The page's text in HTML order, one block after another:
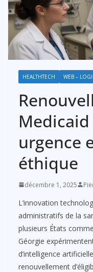
HEALTHTECH WEB –
Medicaid
urgence
éthique
décembre 1, 2025
L’innovation
administratifs de la
plusieurs États
Géorgie
d’intelligence
renouvellement